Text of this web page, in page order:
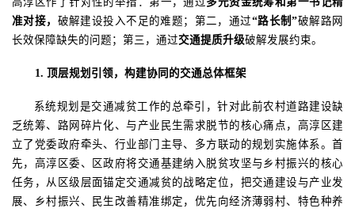
准对接， 破解建设投入不足的难题；第二，通过“路长制”破解路网
长效保障缺失的问题；第三，通过交通提质升级破解发展约束。
1. 顶层规划引领，构建协同的交通总体框架
系统规划是交通减贫工作的总牵引，针对此前农村道路建设缺
乏统筹、路网碎片化、与产业民生需求脱节的核心痛点，高淳区建
立了党委政府牵头、行业部门主导、多方联动的规划实施体系。首
先，高淳区委、区政府将交通基建纳入脱贫攻坚与乡村振兴的核心
任务，从区级层面锚定交通减贫的战略定位，把交通建设与产业发
展、乡村振兴、民生改善精准绑定，优先向经济薄弱村、特色种养